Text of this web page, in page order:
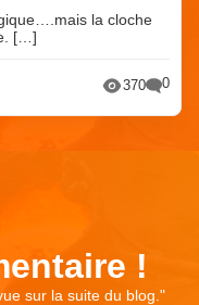
la cloche
[…]
370 0
!
sur la suite du blog. "